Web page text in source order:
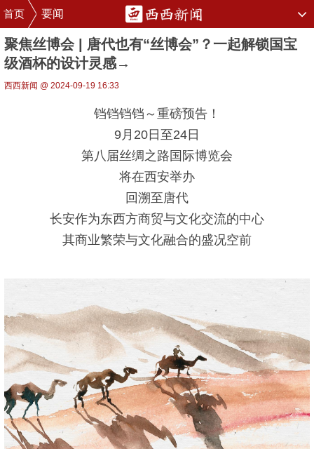
首页 要闻
聚焦丝博会 | 唐代也有“丝博会”？一起解锁国宝
级酒杯的设计灵感→
西西新闻 @ 2024-09-19 16:33
铛铛铛铛～重磅预告！
9月20日至24日
第八届丝绸之路国际博览会
将在西安举办
回溯至唐代
长安作为东西方商贸与文化交流的中心
其商业繁荣与文化融合的盛况空前